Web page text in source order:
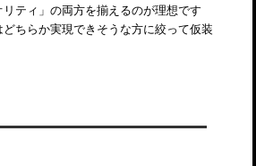
リティ」の両方を揃えるのが理想です
ちらか実現できそうな方に絞って仮装